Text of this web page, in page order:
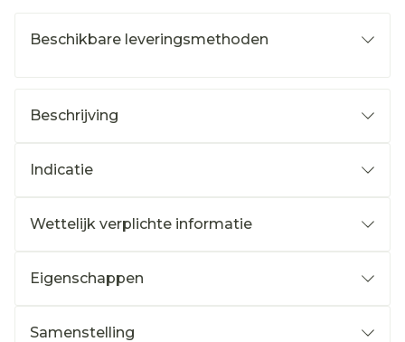
Beschikbare leveringsmethoden
Beschrijving
Indicatie
Wettelijk verplichte informatie
Eigenschappen
Samenstelling